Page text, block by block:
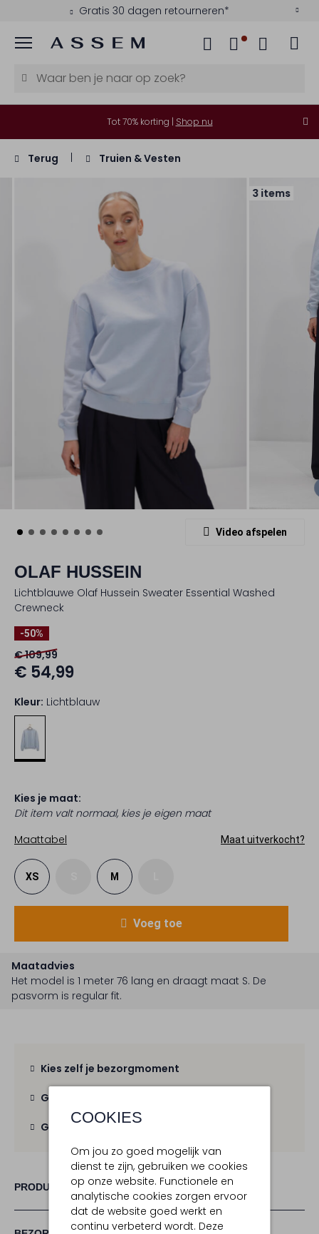
Gratis 30 dagen retourneren*
Menu
COOKIES
Om jou zo goed mogelijk van
dienst te zijn, gebruiken we cookies
op onze website. Functionele en
analytische cookies zorgen ervoor
dat de website goed werkt en
continu verbeterd wordt. Deze
Tot 70% korting | Shop nu
Terug Truien & Vesten
3 items
Video afspelen
OLAF HUSSEIN
Lichtblauwe Olaf Hussein Sweater Essential Washed
Crewneck
-50%
€ 109,99
€ 54,99
Kleur: Lichtblauw
Kies je maat:
Dit item valt normaal, kies je eigen maat
Maattabel
Maat uitverkocht?
XS M
Voeg toe
Maatadvies
Het model is 1 meter 76 lang en draagt maat S. De
pasvorm is regular fit.
Kies zelf je bezorgmoment
Gratis verzending
Gratis retour binnen 30 dagen
PRODUCT INFORMATIE